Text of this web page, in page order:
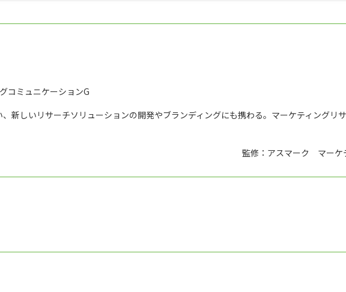
ミュニケーションG
新しいリサーチソリューションの開発やブランディングにも携わる。マーケティングリ
監修：アスマーク マーケ